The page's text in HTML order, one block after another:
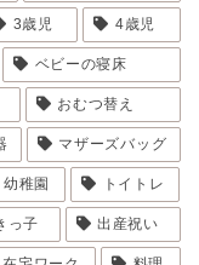
3歳児 4歳児
ベビーの寝床
おむつ替え
マザーズバッグ
幼稚園 トイトレ
っ子 出産祝い